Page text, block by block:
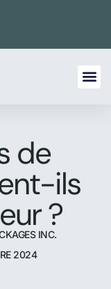
de
ils
?
INC.
2024